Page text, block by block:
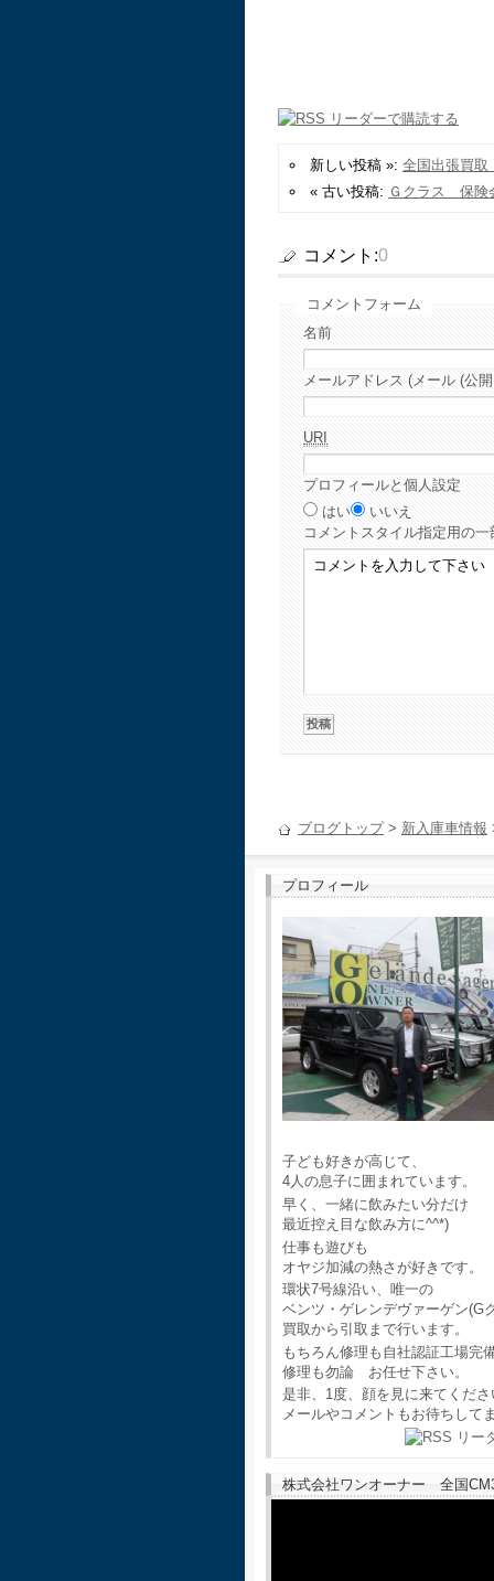
新しい投稿 »: 全国出張買
« 古い投稿: Ｇクラス 保険
コメント:0
コメントフォーム
名前
メールアドレス (メール (公
URI
プロフィールと個人設定
はい
いいえ
コメント スタイル指定用の
ブログトップ> 新入庫車情報
プロフィール
子ども好きが高じて、
4人の息子に囲まれています。
早く、一緒に飲みたい分だけ
最近控え目な飲み方に^^*)
仕事も遊びも
オヤジ加減の熱さが好きです。
環状7号線沿い、唯一の
ベンツ・ゲレンデヴァーゲン(G
買取から引取まで行います。
もちろん修理も自社認証工場完
修理も勿論 お任せ下さい。
是非、1度、顔を見に来てくださ
メールやコメントもお待ちして
株式会社ワンオーナー 全国